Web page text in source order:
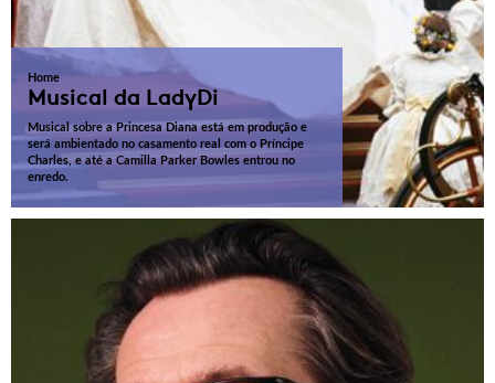
Home
Musical da LadyDi
Musical sobre a Princesa Diana está em produção e
será ambientado no casamento real com o Príncipe
Charles, e até a Camilla Parker Bowles entrou no
enredo.